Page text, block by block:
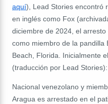
aquí), Lead Stories encontró
en inglés como Fox
diciembre de 2024, el
como miembro de la pandilla
Beach, Florida. Inicialmente
(traducción por Lead Stories):
Nacional venezolano y
Aragua es arrestado en el